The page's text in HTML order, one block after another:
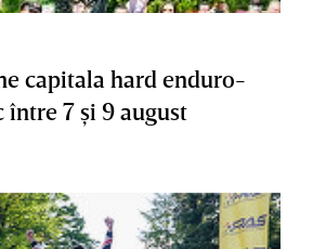
capitala hard enduro-
7 şi 9 august